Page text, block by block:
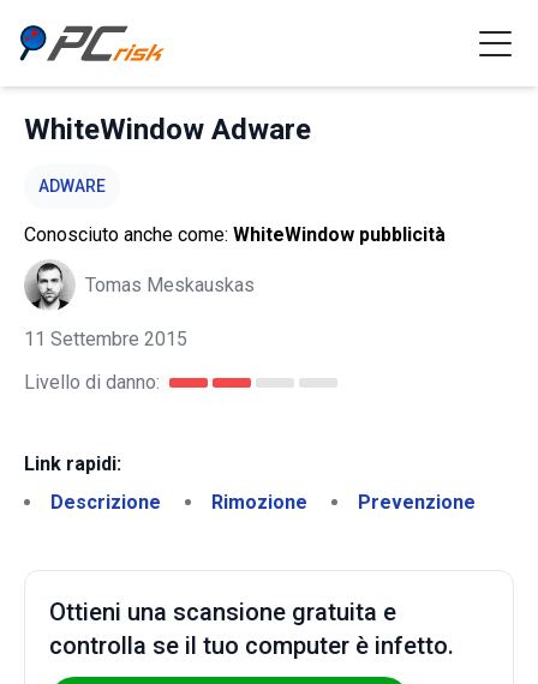
WhiteWindow Adware
ADWARE
Conosciuto anche come: WhiteWindow pubblicità
Tomas Meskauskas
11 Settembre 2015
Livello di danno:
Link rapidi:
Descrizione
Rimozione Prevenzione
Ottieni una scansione gratuita e
controlla se il tuo computer è infetto.